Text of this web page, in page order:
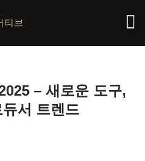
– 새로운 도구,
서 트렌드